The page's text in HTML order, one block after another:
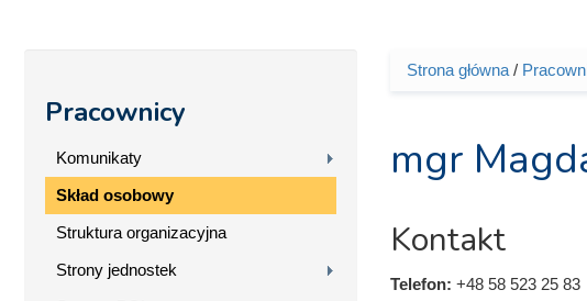
Pracownicy
Komunikaty
Skład osobowy
Struktura organizacyjna
Strony jednostek
Jesteś tutaj
Strona główna/
mgr
Kontakt
Telefon: +48 58 523 25 83